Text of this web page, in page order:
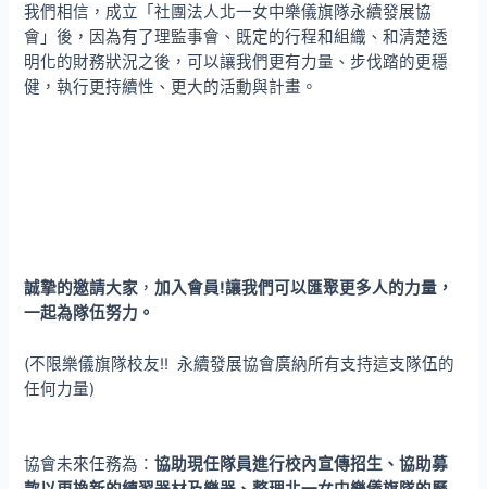
我們相信，成立「社團法人北一女中樂儀旗隊永續發展協
會」後，因為有了理監事會、既定的行程和組織、和清楚透
明化的財務狀況之後，可以讓我們更有力量、步伐踏的更穩
健，執行更持續性、更大的活動與計畫。
誠摯的邀請大家 ，加入會員!讓我們可以匯聚更多人的力量，
一起為隊伍努力。
(不限樂儀旗隊校友!! 永續發展協會廣納所有支持這支隊伍的
任何力量)
協會未來任務為：協助現任隊員進行校內宣傳招生、協助募